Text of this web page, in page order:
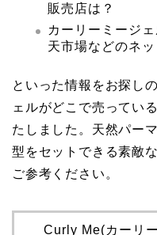
販売店は？
カーリーミージ
天市場などのネ
といった情報をお探し
ェルがどこで売ってい
たしました。天然パー
型をセットできる素敵
ご参考ください。
Curly Me(カーリ